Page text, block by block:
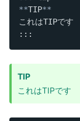
**TIP**
これはTIPです
TIP
これはTIPです